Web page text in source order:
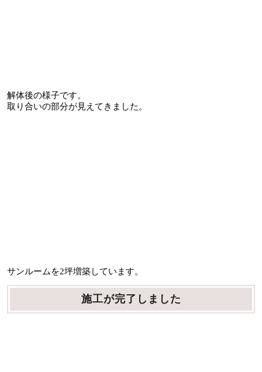
解体後の様子です。
取り合いの部分が見えてきました。
サンルームを2坪増築しています。
施工が完了しました